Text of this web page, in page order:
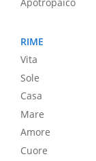
Apotropaico
RIME
Vita
Sole
Casa
Mare
Amore
Cuore